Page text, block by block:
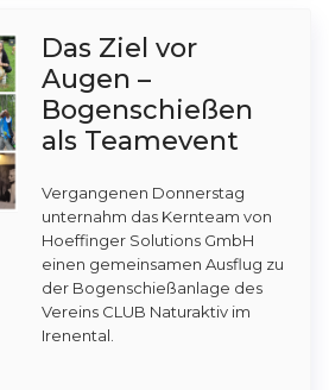
Das Ziel vor
Augen –
Bogenschießen
als Teamevent
Vergangenen Donnerstag
unternahm das Kernteam von
Hoeffinger Solutions GmbH
einen gemeinsamen Ausflug zu
der Bogenschießanlage des
Vereins CLUB Naturaktiv im
Irenental.